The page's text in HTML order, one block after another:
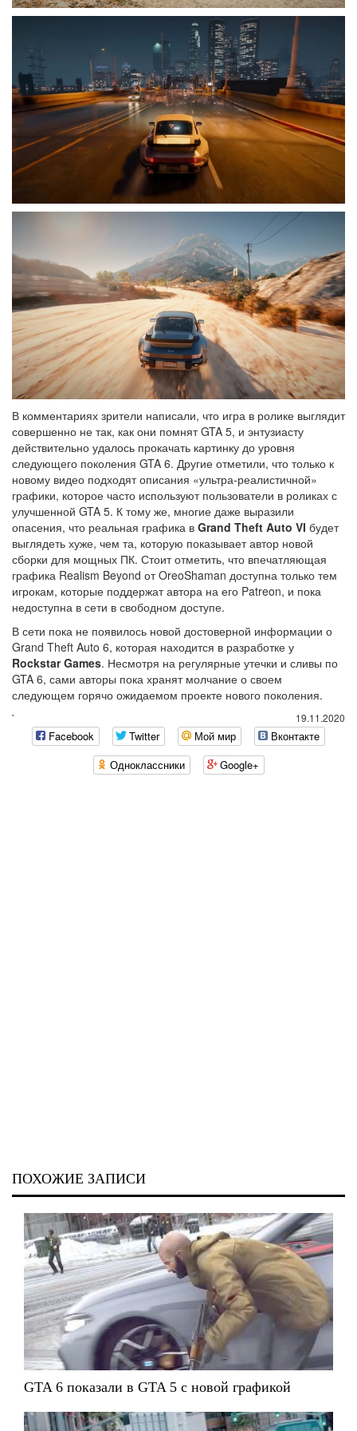
В комментариях зрители написали, что игра в ролике выглядит
совершенно не так, как они помнят GTA 5, и энтузиасту
действительно удалось прокачать картинку до уровня
следующего поколения GTA 6. Другие отметили, что только к
новому видео подходят описания «ультра-реалистичной»
графики, которое часто используют пользователи в роликах с
улучшенной GTA 5. К тому же, многие даже выразили
опасения, что реальная графика в Grand Theft Auto VI будет
выглядеть хуже, чем та, которую показывает автор новой
сборки для мощных ПК. Стоит отметить, что впечатляющая
графика Realism Beyond от OreoShaman доступна только тем
игрокам, которые поддержат автора на его Patreon, и пока
недоступна в сети в свободном доступе.
В сети пока не появилось новой достоверной информации о
Grand Theft Auto 6, которая находится в разработке у
Rockstar Games. Несмотря на регулярные утечки и сливы по
GTA 6, сами авторы пока хранят молчание о своем
следующем горячо ожидаемом проекте нового поколения.
19.11.2020
`
Facebook Twitter Мой мир
Вконтакте
Одноклассники
Google+
ПОХОЖИЕ ЗАПИСИ
GTA 6 показали в GTA 5 с новой графикой